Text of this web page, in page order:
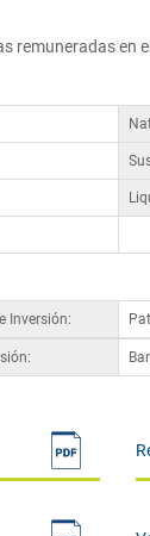
remuneradas en
Inversión: